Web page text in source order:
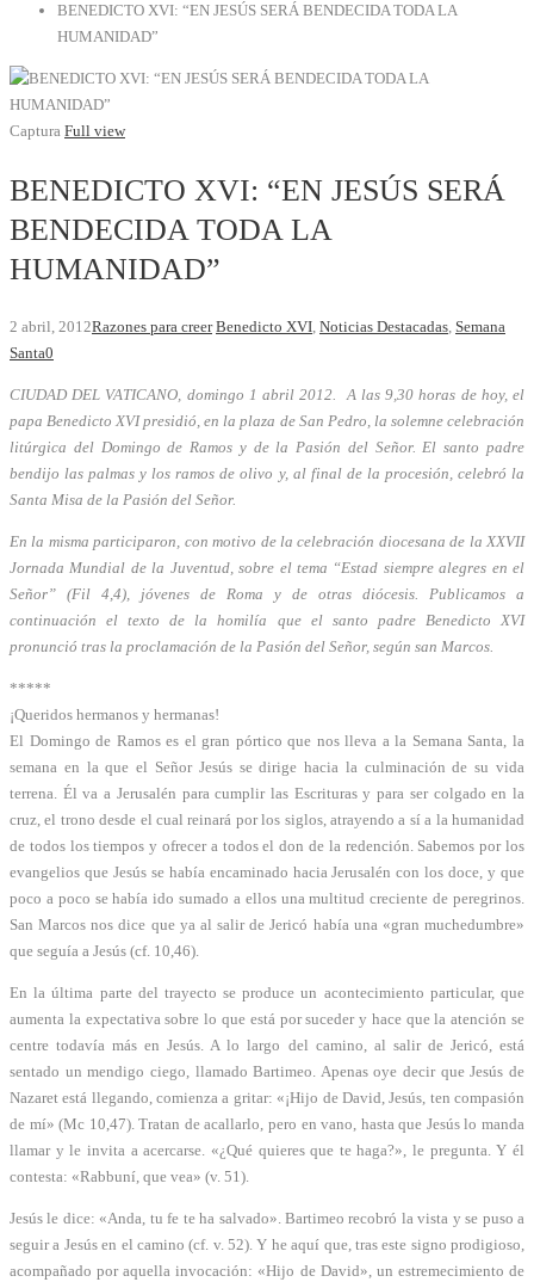
BENEDICTO XVI: “EN JESÚS SERÁ BENDECIDA TODA LA
HUMANIDAD”
Captura Full view
BENEDICTO XVI: “EN JESÚS SERÁ
BENDECIDA TODA LA
HUMANIDAD”
2 abril, 2012Razones para creer Benedicto XVI, Noticias Destacadas, Semana
Santa0
CIUDAD DEL VATICANO, domingo 1 abril 2012. A las 9,30 horas de hoy, el
papa Benedicto XVI presidió, en la plaza de San Pedro, la solemne celebración
litúrgica del Domingo de Ramos y de la Pasión del Señor. El santo padre
bendijo las palmas y los ramos de olivo y, al final de la procesión, celebró la
Santa Misa de la Pasión del Señor.
En la misma participaron, con motivo de la celebración diocesana de la XXVII
Jornada Mundial de la Juventud, sobre el tema “Estad siempre alegres en el
Señor” (Fil 4,4), jóvenes de Roma y de otras diócesis. Publicamos a
continuación el texto de la homilía que el santo padre Benedicto XVI
pronunció tras la proclamación de la Pasión del Señor, según san Marcos.
*****
¡Queridos hermanos y hermanas!
El Domingo de Ramos es el gran pórtico que nos lleva a la Semana Santa, la
semana en la que el Señor Jesús se dirige hacia la culminación de su vida
terrena. Él va a Jerusalén para cumplir las Escrituras y para ser colgado en la
cruz, el trono desde el cual reinará por los siglos, atrayendo a sí a la humanidad
de todos los tiempos y ofrecer a todos el don de la redención. Sabemos por los
evangelios que Jesús se había encaminado hacia Jerusalén con los doce, y que
poco a poco se había ido sumado a ellos una multitud creciente de peregrinos.
San Marcos nos dice que ya al salir de Jericó había una «gran muchedumbre»
que seguía a Jesús (cf. 10,46).
En la última parte del trayecto se produce un acontecimiento particular, que
aumenta la expectativa sobre lo que está por suceder y hace que la atención se
centre todavía más en Jesús. A lo largo del camino, al salir de Jericó, está
sentado un mendigo ciego, llamado Bartimeo. Apenas oye decir que Jesús de
Nazaret está llegando, comienza a gritar: «¡Hijo de David, Jesús, ten compasión
de mí» (Mc 10,47). Tratan de acallarlo, pero en vano, hasta que Jesús lo manda
llamar y le invita a acercarse. «¿Qué quieres que te haga?», le pregunta. Y él
contesta: «Rabbuní, que vea» (v. 51).
Jesús le dice: «Anda, tu fe te ha salvado». Bartimeo recobró la vista y se puso a
seguir a Jesús en el camino (cf. v. 52). Y he aquí que, tras este signo prodigioso,
acompañado por aquella invocación: «Hijo de David», un estremecimiento de